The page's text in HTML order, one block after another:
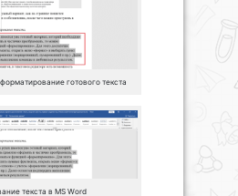
готового текста
текста в MS Word